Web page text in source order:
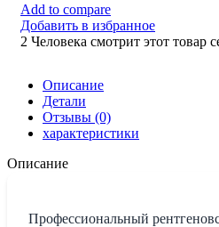
Add to compare
Добавить в избранное
2 Человека смотрит этот товар
Описание
Детали
Отзывы (0)
характеристики
Описание
Профессиональный